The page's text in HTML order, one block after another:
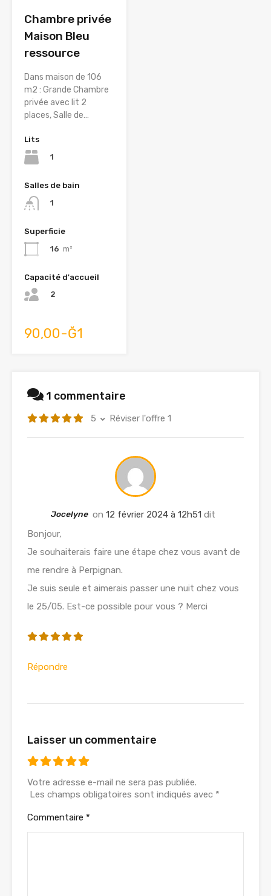
Chambre privée
Maison Bleu
ressource
Dans maison de 106
m2 : Grande Chambre
privée avec lit 2
places, Salle de…
Lits
1
Salles de bain
1
Superficie
16 m²
Capacité d'accueil
2
90,00-Ğ1
1 commentaire
5 Réviser l'offre 1
Jocelyne on 12 février 2024 à 12h51 dit
Bonjour,
Je souhaiterais faire une étape chez vous avant de
me rendre à Perpignan.
Je suis seule et aimerais passer une nuit chez vous
le 25/05. Est-ce possible pour vous ? Merci
Répondre
Laisser un commentaire
Votre adresse e-mail ne sera pas publiée.
Les champs obligatoires sont indiqués avec *
Commentaire *